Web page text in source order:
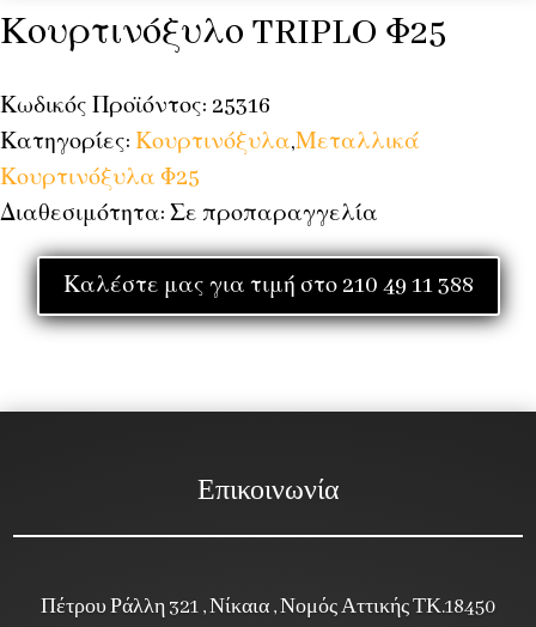
Κουρτινόξυλο TRIPLO Φ25
Κωδικός Προϊόντος: 25316
Κατηγορίες: Κουρτινόξυλα,Μεταλλικά
Κουρτινόξυλα Φ25
Διαθεσιμότητα: Σε προπαραγγελία
Καλέστε μας για τιμή στο 210 49 11 388
Επικοινωνία
Πέτρου Ράλλη 321 , Νίκαια , Νομός Αττικής ΤΚ.18450